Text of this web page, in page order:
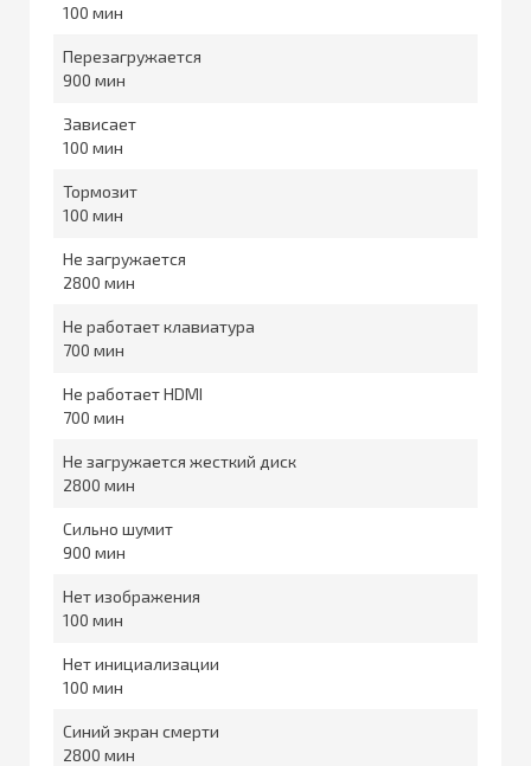
100
Перезагружается
900
Зависает
100
Тормозит
100
Не загружается
2800
Не работает клавиатура
700
Не работает HDMI
700
Не загружается жесткий диск
2800
Сильно шумит
900
Нет изображения
100
Нет инициализации
100
Синий экран смерти
2800